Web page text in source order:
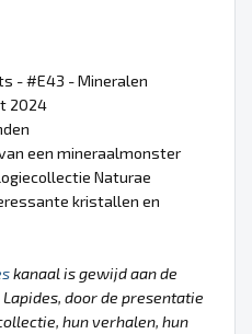
- #E43 - Mineralen
2024
een mineraalmonster
Naturae
kristallen en
kanaal is gewijd aan de
door de presentatie
hun verhalen, hun